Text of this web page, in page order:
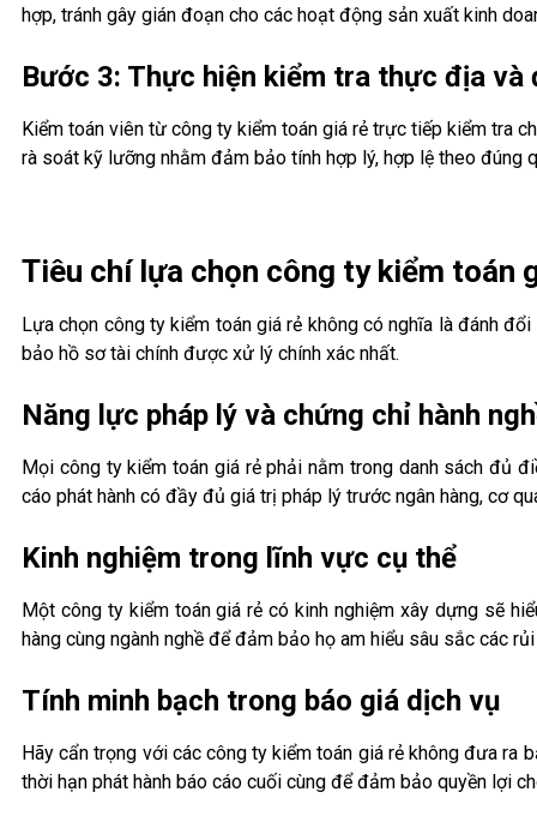
hợp, tránh gây gián đoạn cho các hoạt động sản xuất kinh
Bước 3: Thực hiện kiểm tra thực địa và
Kiểm toán viên từ công ty kiểm toán giá rẻ trực tiếp kiểm tra
rà soát kỹ lưỡng nhằm đảm bảo tính hợp lý, hợp lệ theo đúng
Tiêu chí lựa chọn công ty kiểm toán
Lựa chọn công ty kiểm toán giá rẻ không có nghĩa là đánh
bảo hồ sơ tài chính được xử lý chính xác nhất.
Năng lực pháp lý và chứng chỉ hành
Mọi công ty kiểm toán giá rẻ phải nằm trong danh sách đủ
cáo phát hành có đầy đủ giá trị pháp lý trước ngân hàng, cơ
Kinh nghiệm trong lĩnh vực cụ thể
Một công ty kiểm toán giá rẻ có kinh nghiệm xây dựng sẽ
hàng cùng ngành nghề để đảm bảo họ am hiểu sâu sắc các
Tính minh bạch trong báo giá dịch vụ
Hãy cẩn trọng với các công ty kiểm toán giá rẻ không đưa ra
thời hạn phát hành báo cáo cuối cùng để đảm bảo quyền lợi